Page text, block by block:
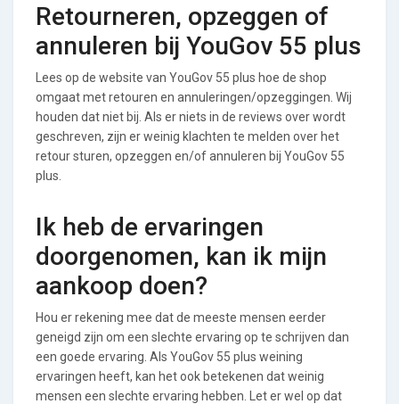
Retourneren, opzeggen of
annuleren bij YouGov 55 plus
Lees op de website van YouGov 55 plus hoe de shop
omgaat met retouren en annuleringen/opzeggingen. Wij
houden dat niet bij. Als er niets in de reviews over wordt
geschreven, zijn er weinig klachten te melden over het
retour sturen, opzeggen en/of annuleren bij YouGov 55
plus.
Ik heb de ervaringen
doorgenomen, kan ik mijn
aankoop doen?
Hou er rekening mee dat de meeste mensen eerder
geneigd zijn om een slechte ervaring op te schrijven dan
een goede ervaring. Als YouGov 55 plus weining
ervaringen heeft, kan het ook betekenen dat weinig
mensen een slechte ervaring hebben. Let er wel op dat